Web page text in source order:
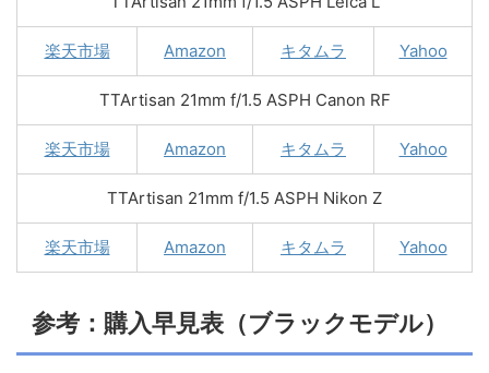
楽天市場 Amazon キタムラ Yahoo
TTArtisan 21mm f/1.5 ASPH Canon RF
楽天市場 Amazon キタムラ Yahoo
TTArtisan 21mm f/1.5 ASPH Nikon Z
楽天市場 Amazon キタムラ Yahoo
参考：購入早見表（ブラックモデル）